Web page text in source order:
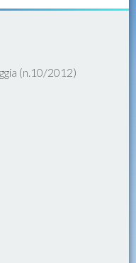
(n.10/2012)